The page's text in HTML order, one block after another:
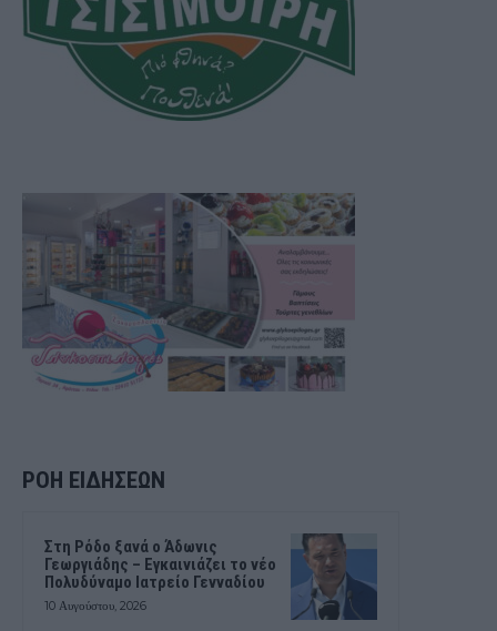
ΡΟΗ ΕΙΔΗΣΕΩΝ
Στη Ρόδο ξανά ο Άδωνις
Γεωργιάδης – Εγκαινιάζει το νέο
Πολυδύναμο Ιατρείο Γενναδίου
10 Αυγούστου, 2026